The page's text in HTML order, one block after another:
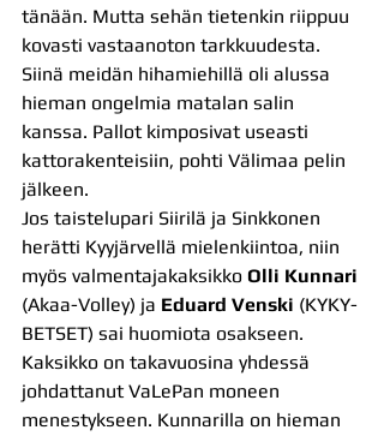
tänään. Mutta sehän tietenkin riippuu
kovasti vastaanoton tarkkuudesta.
Siinä meidän hihamiehillä oli alussa
hieman ongelmia matalan salin
kanssa. Pallot kimposivat useasti
kattorakenteisiin, pohti Välimaa pelin
jälkeen.
Jos taistelupari Siirilä ja Sinkkonen
herätti Kyyjärvellä mielenkiintoa, niin
myös valmentajakaksikko Olli Kunnari
(Akaa-Volley) ja Eduard Venski (KYKY-
BETSET) sai huomiota osakseen.
Kaksikko on takavuosina yhdessä
johdattanut VaLePan moneen
menestykseen. Kunnarilla on hieman